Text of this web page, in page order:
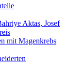
Aktas, Josef
mit Magenkrebs